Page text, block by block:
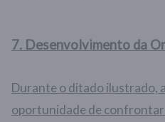
7. Desenvolvimento da
Durante o ditado ilustrado,
oportunidade de